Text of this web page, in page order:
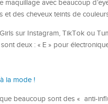
maquillage avec beaucoup
et des cheveux teints de
sur Instagram, TikTok ou
deux : « E » pour
la mode !
beaucoup sont des « anti-